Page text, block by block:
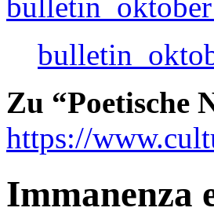
Zu “Poetische
https://
Immanenza